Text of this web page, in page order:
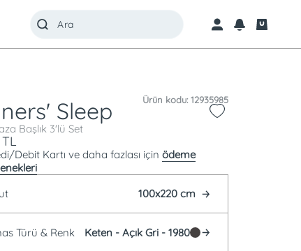
Ürün kodu: 12935985
Sleep
Başlık 3'lü Set
TL
Debit Kartı ve daha fazlası için ödeme
100x220 cm
Kumas Türü & Renk Keten - Açık Gri - 19808